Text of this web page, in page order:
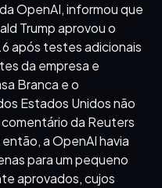
OpenAI, informou que
Trump aprovou o
após testes adicionais
da empresa e
Branca e o
Estados Unidos não
da Reuters
a OpenAI havia
para um pequeno
aprovados, cujos